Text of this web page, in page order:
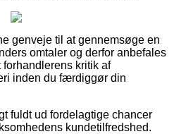
genveje til at gennemsøge en
omtaler og derfor anbefales
forhandlerens kritik af
inden du færdiggør din
fuldt ud fordelagtige chancer
kundetilfredshed.